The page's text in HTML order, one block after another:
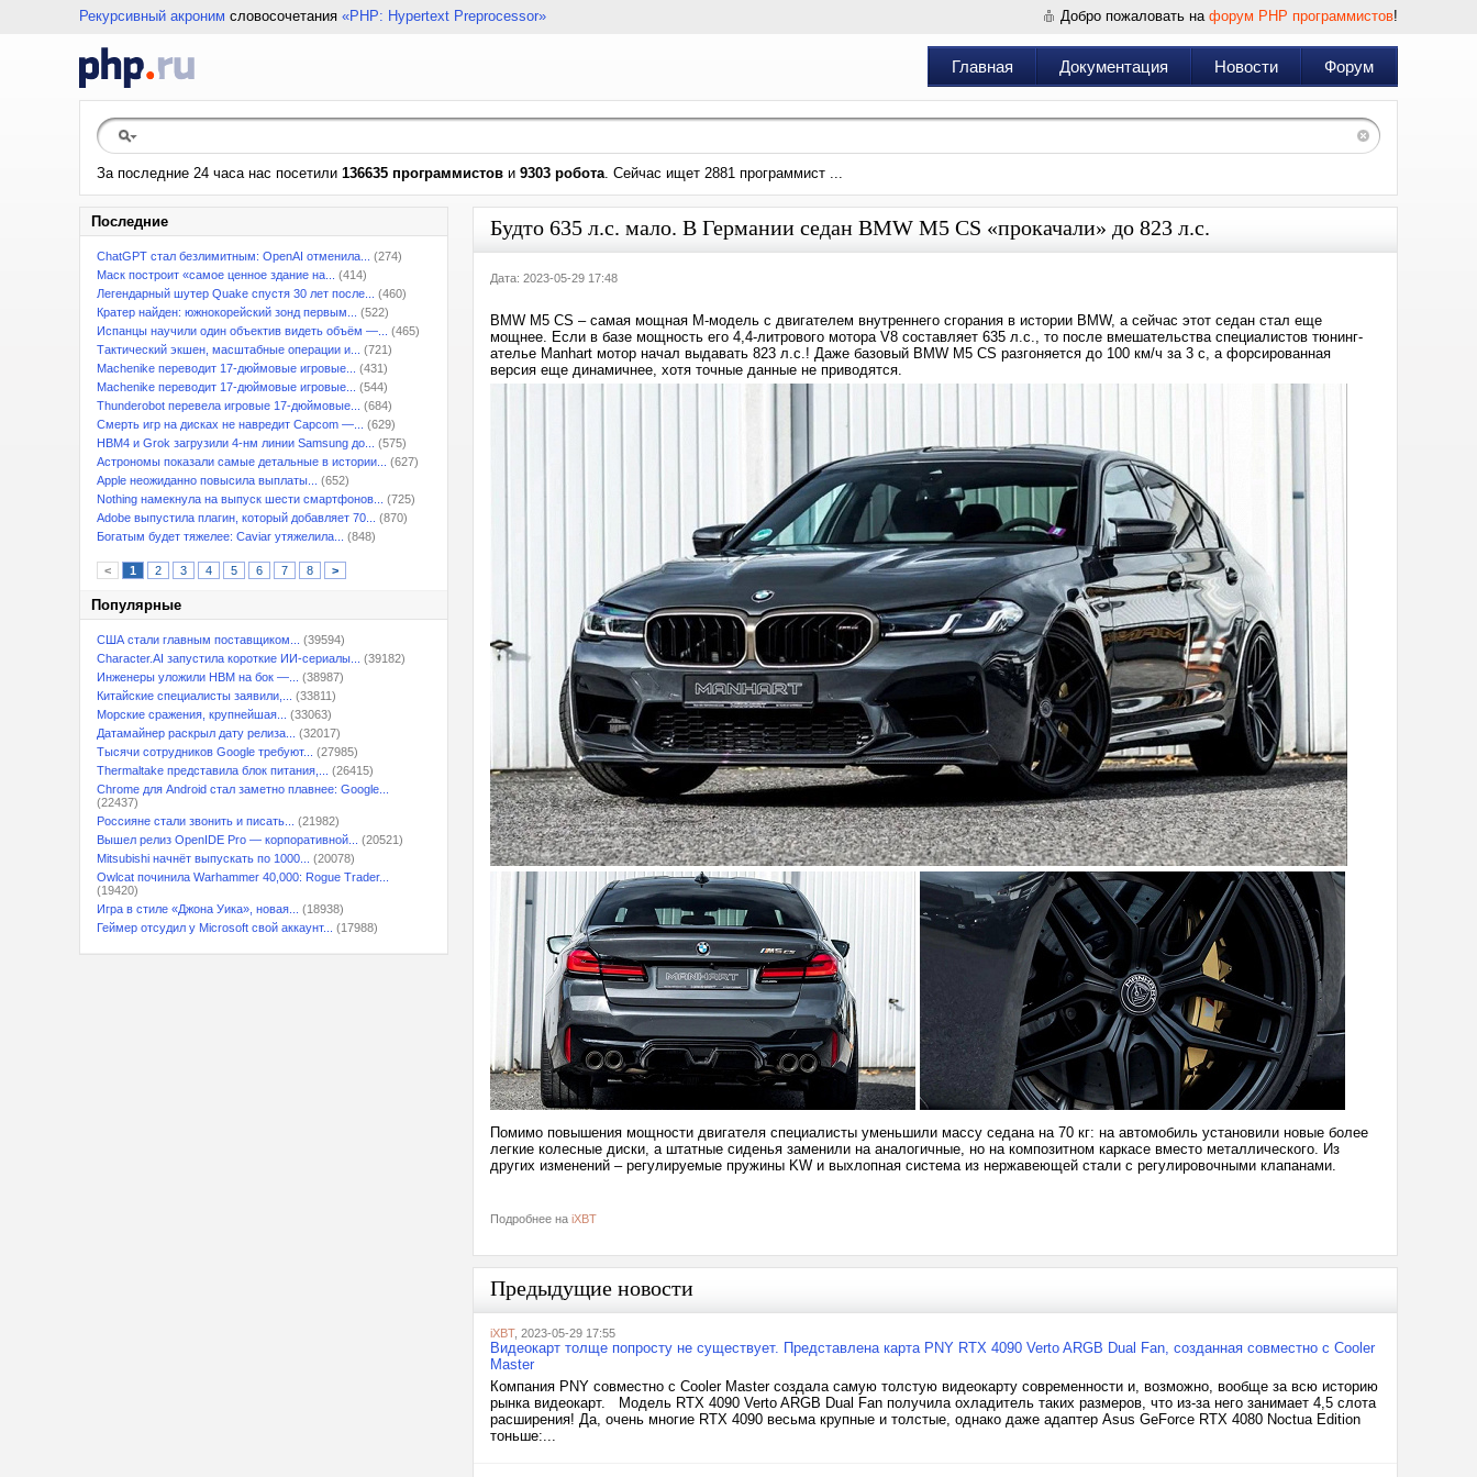
Рекурсивный акроним словосочетания «PHP: Hypertext Preprocessor» Добро пожаловать на форум PHP программистов!
Главная Документация Новости Форум
За последние 24 часа нас посетили 136635 программистов и 9303 робота. Сейчас ищет 2881 программист ...
Последние
ChatGPT стал безлимитным: OpenAI отменила...
(274)
Маск построит «самое ценное здание на...
(414)
Легендарный шутер Quake спустя 30 лет после...
(460)
Кратер найден: южнокорейский зонд первым...
(522)
Испанцы научили один объектив видеть объём —...
(465)
Тактический экшен, масштабные операции и...
(721)
Machenike переводит 17-дюймовые игровые...
(431)
Machenike переводит 17-дюймовые игровые...
(544)
Thunderobot перевела игровые 17-дюймовые...
(684)
Смерть игр на дисках не навредит Capcom —...
(629)
HBM4 и Grok загрузили 4-нм линии Samsung до...
(575)
Астрономы показали самые детальные в истории...
(627)
Apple неожиданно повысила выплаты...
(652)
Nothing намекнула на выпуск шести смартфонов...
(725)
Adobe выпустила плагин, который добавляет 70...
(870)
Богатым будет тяжелее: Caviar утяжелила...
(848)
< 1 2 3 4 5 6 7 8 >
Популярные
США стали главным поставщиком...
(39594)
Character.AI запустила короткие ИИ-сериалы...
(39182)
Инженеры уложили HBM на бок —...
(38987)
Китайские специалисты заявили,...
(33811)
Морские сражения, крупнейшая...
(33063)
Датамайнер раскрыл дату релиза...
(32017)
Тысячи сотрудников Google требуют...
(27985)
Thermaltake представила блок питания,...
(26415)
Chrome для Android стал заметно плавнее: Google...
(22437)
Россияне стали звонить и писать...
(21982)
Вышел релиз OpenIDE Pro — корпоративной...
(20521)
Mitsubishi начнёт выпускать по 1000...
(20078)
Owlcat починила Warhammer 40,000: Rogue Trader...
(19420)
Игра в стиле «Джона Уика», новая...
(18938)
Геймер отсудил у Microsoft свой аккаунт...
(17988)
Будто 635 л.с. мало. В Германии седан BMW M5 CS «прокачали» до 823 л.с.
Дата: 2023-05-29 17:48
BMW M5 CS – самая мощная М-модель с двигателем внутреннего сгорания в истории BMW, а сейчас этот седан стал еще
мощнее. Если в базе мощность его 4,4-литрового мотора V8 составляет 635 л.с., то после вмешательства специалистов тюнинг-
ателье Manhart мотор начал выдавать 823 л.с.! Даже базовый BMW M5 CS разгоняется до 100 км/ч за 3 с, а форсированная
версия еще динамичнее, хотя точные данные не приводятся.
Помимо повышения мощности двигателя специалисты уменьшили массу седана на 70 кг: на автомобиль установили новые более
легкие колесные диски, а штатные сиденья заменили на аналогичные, но на композитном каркасе вместо металлического. Из
других изменений – регулируемые пружины KW и выхлопная система из нержавеющей стали с регулировочными клапанами.
Подробнее на iXBT
Предыдущие новости
iXBT, 2023-05-29 17:55
Видеокарт толще попросту не существует. Представлена карта PNY RTX 4090 Verto ARGB Dual Fan, созданная совместно с Cooler
Master
Компания PNY совместно с Cooler Master создала самую толстую видеокарту современности и, возможно, вообще за всю историю
рынка видеокарт. Модель RTX 4090 Verto ARGB Dual Fan получила охладитель таких размеров, что из-за него занимает 4,5 слота
расширения! Да, очень многие RTX 4090 весьма крупные и толстые, однако даже адаптер Asus GeForce RTX 4080 Noctua Edition
тоньше:...